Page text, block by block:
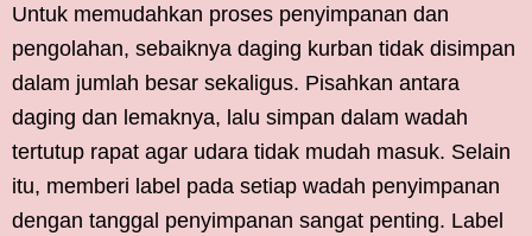
Untuk memudahkan proses penyimpanan dan
pengolahan, sebaiknya daging kurban tidak disimpan
dalam jumlah besar sekaligus. Pisahkan antara
daging dan lemaknya, lalu simpan dalam wadah
tertutup rapat agar udara tidak mudah masuk. Selain
itu, memberi label pada setiap wadah penyimpanan
dengan tanggal penyimpanan sangat penting. Label